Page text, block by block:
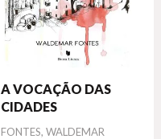
A VOCAÇÃO DAS
CIDADES
Autor
FONTES, WALDEMAR